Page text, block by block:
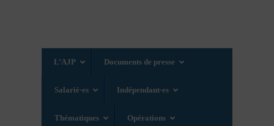
L’AJP Documents de presse
Salarié·es Indépendant·es
Thématiques Opérations